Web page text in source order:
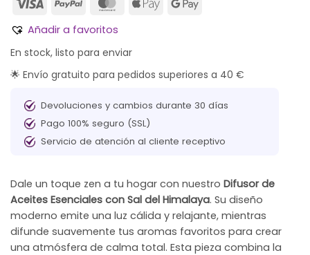
Añadir a favoritos
En stock, listo para enviar
🌟 Envío gratuito para pedidos superiores a 40 €
Devoluciones y cambios durante 30 días
Pago 100% seguro (SSL)
Servicio de atención al cliente receptivo
Dale un toque zen a tu hogar con nuestro Difusor de
Aceites Esenciales con Sal del Himalaya. Su diseño
moderno emite una luz cálida y relajante, mientras
difunde suavemente tus aromas favoritos para crear
una atmósfera de calma total. Esta pieza combina la